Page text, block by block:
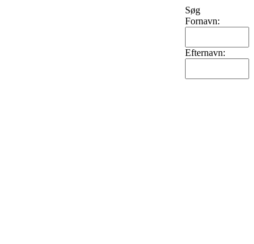
Søg
Fornavn:
Efternavn: